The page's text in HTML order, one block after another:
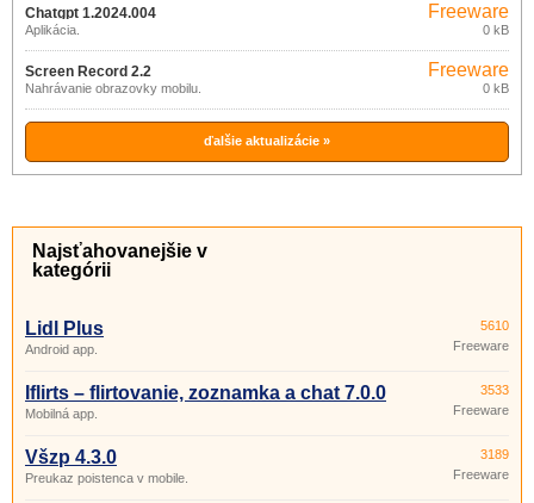
Chatgpt 1.2024.004
Aplikácia.
Freeware
0 kB
Screen Record 2.2
Nahrávanie obrazovky mobilu.
Freeware
0 kB
ďalšie aktualizácie »
Najsťahovanejšie v
kategórii
Lidl Plus
Android app.
5610
Freeware
Iflirts – flirtovanie, zoznamka a chat 7.0.0
Mobilná app.
3533
Freeware
Všzp 4.3.0
Preukaz poistenca v mobile.
3189
Freeware